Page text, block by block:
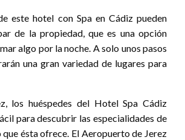
este hotel con Spa en Cádiz pueden
de la propiedad, que es una opción
algo por la noche. A solo unos pasos
una gran variedad de lugares para
los huéspedes del Hotel Spa Cádiz
para descubrir las especialidades de
ésta ofrece. El Aeropuerto de Jerez